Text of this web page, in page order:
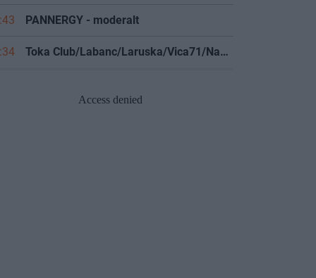
PANNERGY - moderalt
Toka Club/Labanc/Laruska/Vica71/Nacky/Bpali/Oldrider/Josefernando/Mcbull/Kawaszabi